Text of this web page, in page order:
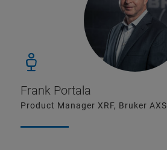
Frank Portala
Product Manager XRF, Bruker AXS